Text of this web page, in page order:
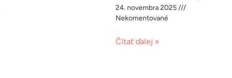
24. novembra 2025
Nekomentované
Čítať ďalej »